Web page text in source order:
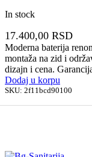
In stock
17.400,00 RSD
Moderna baterija
montaža na zid i
dizajn i cena.
Dodaj u korpu
SKU: 2f11bcd90100